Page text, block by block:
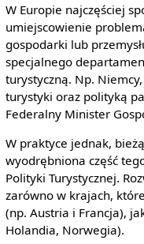
W Europie najczęściej
umiejscowienie
gospodarki lub
specjalnego
turystyczną. Np.
turystyki oraz polityką
Federalny Minister
W praktyce jednak,
wyodrębniona część
Polityki Turystycznej.
zarówno w krajach,
(np. Austria i Francja),
Holandia, Norwegia).